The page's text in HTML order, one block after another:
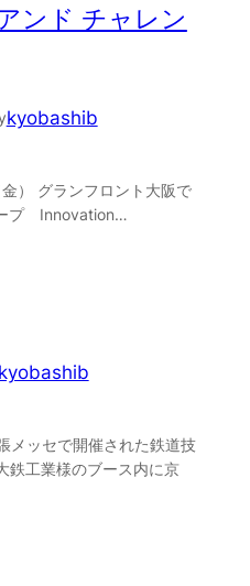
ンド チャレン
kyobashib
） グランフロント大阪で
プ Innovation…
kyobashib
メッセで開催された鉄道技
鉄工業様のブース内に京